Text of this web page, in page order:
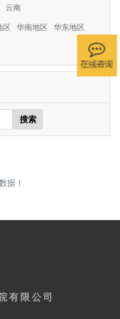
云南
区 华南地区 华东地区
搜索
据！
有限公司